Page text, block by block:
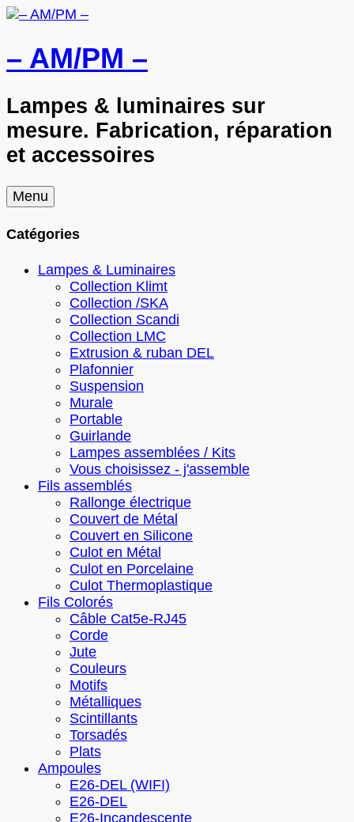
– AM/PM –
Lampes & luminaires sur
mesure. Fabrication, réparation
et accessoires
Menu Skip
to
Catégories
Lampes & Luminaires
Collection Klimt
Collection /SKA
Collection Scandi
Collection LMC
Extrusion & ruban DEL
Plafonnier
Suspension
Murale
Portable
Guirlande
Lampes assemblées / Kits
Vous choisissez - j'assemble
Fils assemblés
Rallonge électrique
Couvert de Métal
Couvert en Silicone
Culot en Métal
Culot en Porcelaine
Culot Thermoplastique
Fils Colorés
Câble Cat5e-RJ45
Corde
Jute
Couleurs
Motifs
Métalliques
Scintillants
Torsadés
Plats
Ampoules
E26-DEL (WIFI)
E26-DEL
E26-Incandescente